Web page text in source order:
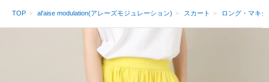
TOP al'aise modulation(アレーズモジュレーション) スカート ロング・マキ